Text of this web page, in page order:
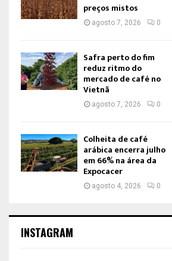
preços mistos
agosto 7, 2026 0
Safra perto do fim
reduz ritmo do
mercado de café no
Vietnã
agosto 7, 2026 0
Colheita de café
arábica encerra julho
em 66% na área da
Expocacer
agosto 4, 2026 0
INSTAGRAM